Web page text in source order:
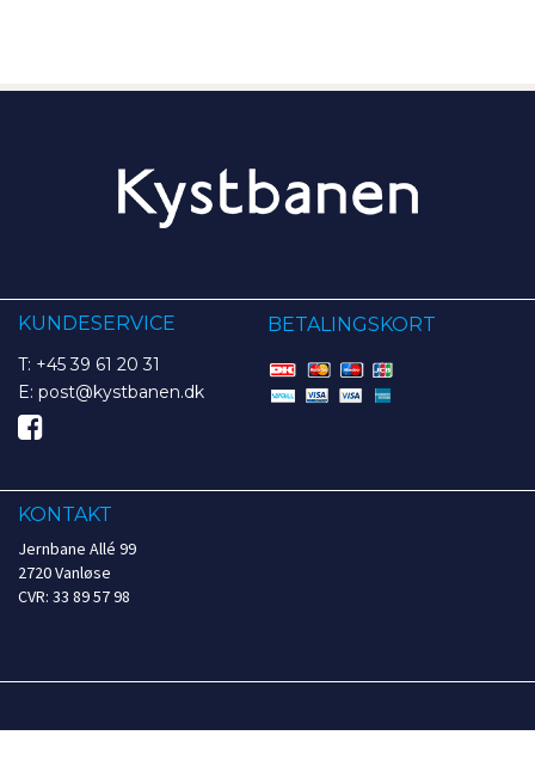
KUNDESERVICE
T: +45 39 61 20 31
E: post@kystbanen.dk
BETALINGSKORT
KONTAKT
Jernbane Allé 99
2720 Vanløse
CVR: 33 89 57 98